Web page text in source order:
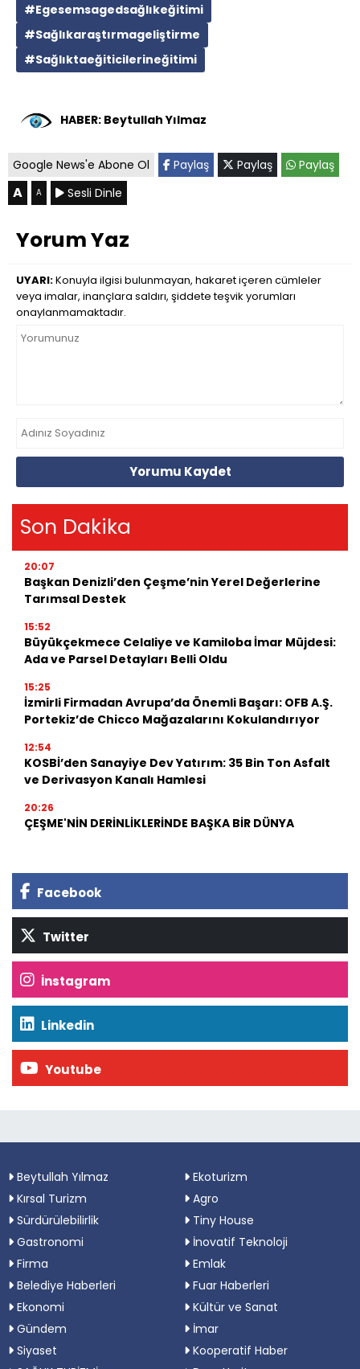
#Egesemsagedsağlıkeğitimi
#Sağlıkaraştırmageliştirme
#Sağlıktaeğiticilerineğitimi
HABER: Beytullah Yılmaz
Google News'e Abone Ol Paylaş Paylaş Paylaş
A A Sesli Dinle
Yorum Yaz
UYARI:Konuyla ilgisi bulunmayan, hakaret içeren cümleler
veya imalar, inançlara saldırı, şiddete teşvik yorumları
onaylanmamaktadır.
Yorumu Kaydet
Son Dakika
20:07
Başkan Denizli’den Çeşme’nin Yerel Değerlerine
Tarımsal Destek
15:52
Büyükçekmece Celaliye ve Kamiloba İmar Müjdesi:
Ada ve Parsel Detayları Belli Oldu
15:25
İzmirli Firmadan Avrupa’da Önemli Başarı: OFB A.Ş.
Portekiz’de Chicco Mağazalarını Kokulandırıyor
12:54
KOSBİ’den Sanayiye Dev Yatırım: 35 Bin Ton Asfalt
ve Derivasyon Kanalı Hamlesi
20:26
ÇEŞME'NİN DERİNLİKLERİNDE BAŞKA BİR DÜNYA
Facebook
Twitter
İnstagram
Linkedin
Youtube
Beytullah Yılmaz
Ekoturizm
Kırsal Turizm
Agro
Sürdürülebilirlik
Tiny House
Gastronomi
İnovatif Teknoloji
Firma
Emlak
Belediye Haberleri
Fuar Haberleri
Ekonomi
Kültür ve Sanat
Gündem
İmar
Siyaset
Kooperatif Haber